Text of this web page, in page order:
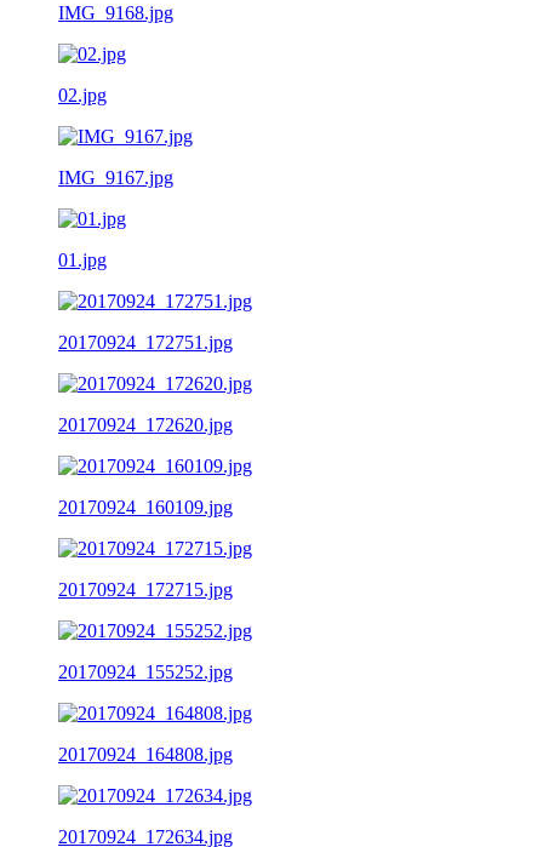
IMG_9168.jpg
02.jpg
IMG_9167.jpg
01.jpg
20170924_172751.jpg
20170924_172620.jpg
20170924_160109.jpg
20170924_172715.jpg
20170924_155252.jpg
20170924_164808.jpg
20170924_172634.jpg